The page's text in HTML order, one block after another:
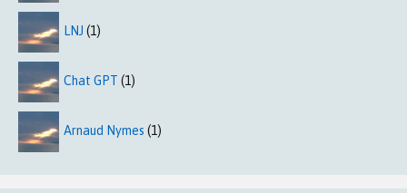
LNJ (1)
Chat GPT (1)
Arnaud Nymes (1)